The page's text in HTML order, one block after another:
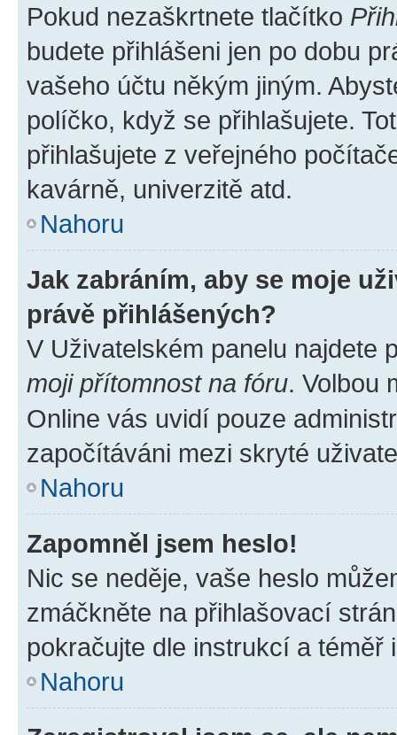
Pokud nezaškrtnete tlačítko
budete přihlášeni jen po dobu
vašeho účtu někým jiným.
políčko, když se přihlašujete.
přihlašujete z veřejného
kavárně, univerzitě atd.
Nahoru
Jak zabráním, aby se moje
právě přihlášených?
V Uživatelském panelu najdete
moji přítomnost na fóru. Volbou
Online vás uvidí pouze
započítáváni mezi skryté
Nahoru
Zapomněl jsem heslo!
Nic se neděje, vaše heslo
zmáčkněte na přihlašovací
pokračujte dle instrukcí a téměř
Nahoru